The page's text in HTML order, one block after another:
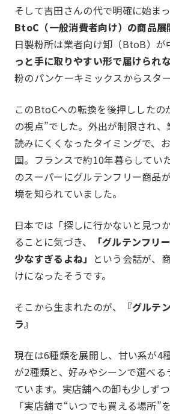
JOC発足の想い
第24期
組織図
事業報告 Report
一覧を見る
部会
国内・海外研修委員会
例会
そして吉田さんの代で明確に始まっ
BtoC（一般消費者向け）の商品展
日製粉所は業者向け卸（BtoB）が
っと手に取りやすい形で届けられな
粉のパンケーキミックスからスタ
このBtoCへの転換を後押ししたの
の視点”でした。外出が制限され
読みにくくなったタイミングで、
国。フランスで約10年暮らしてい
のスーパーにグルテンフリー商品
境を知られていました。
日本では「探しに行かないと見つ
ることに気づき、
「グルテンフリ
少なすぎるよね」 という会話が、
けになったそうです。
そこから生まれたのが、
『グルテ
ラ』
現在は6種類を展開し、甘い系が4
が2種類と、好みやシーンで選べる
ています。実店舗への卸も少しず
「実店舗で“いつでも買える場所”